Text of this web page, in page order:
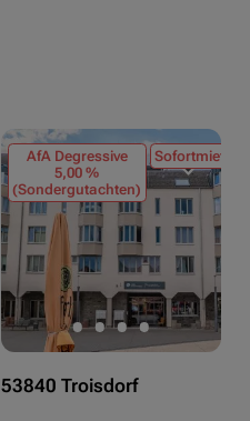
AfA Degressive
5,00 %
(Sondergutachten)
Sofortmiete
53840 Troisdorf